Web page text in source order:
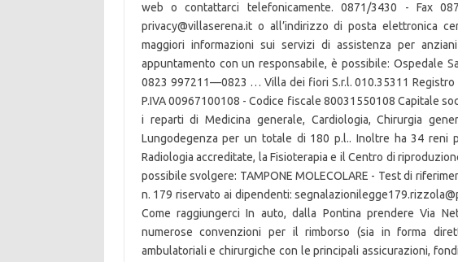
web o contattarci telefonicamente. 0871/3430 - Fax
privacy@villaserena.it o all’indirizzo di posta elettronica
maggiori informazioni sui servizi di assistenza per
appuntamento con un responsabile, è possibile: Ospedale
0823 997211—0823 … Villa dei fiori S.r.l. 010.35311 Registro
P.IVA 00967100108 - Codice fiscale 80031550108 Capitale
i reparti di Medicina generale, Cardiologia, Chirurgia
Lungodegenza per un totale di 180 p.l.. Inoltre ha 34 reni
Radiologia accreditate, la Fisioterapia e il Centro di
possibile svolgere: TAMPONE MOLECOLARE - Test di
n. 179 riservato ai dipendenti:
Come raggiungerci In auto, dalla Pontina prendere Via
numerose convenzioni per il rimborso (sia in forma
ambulatoriali e chirurgiche con le principali assicurazioni,